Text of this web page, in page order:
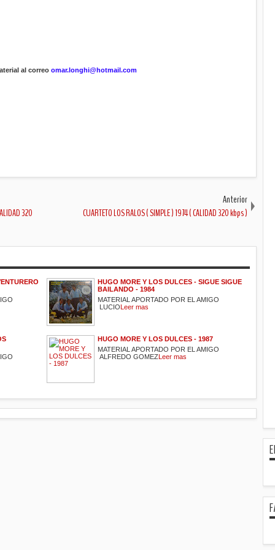
al correo omar.longhi@hotmail.com
320
Anterior
CUARTETO LOS RALOS ( SIMPLE ) 1974 ( CALIDAD 320 kbps )
HUGO MORE Y LOS DULCES - SIGUE SIGUE
BAILANDO - 1984
MATERIAL APORTADO POR EL AMIGO
LUCIOLeer mas
HUGO MORE Y LOS DULCES - 1987
MATERIAL APORTADO POR EL AMIGO
ALFREDO GOMEZLeer mas